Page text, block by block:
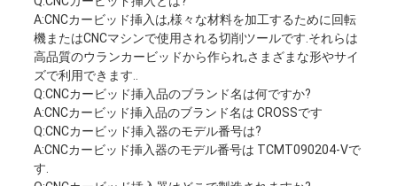
A:CNCカービッド挿入は,様々な材料を加工するために回転
機またはCNCマシンで使用される切削ツールです.それらは
高品質のウランカービッドから作られ,さまざまな形やサイ
ズで利用できます..
Q:CNCカービッド挿入品のブランド名は何ですか?
A:CNCカービッド挿入品のブランド名は CROSSです
Q:CNCカービッド挿入器のモデル番号は?
A:CNCカービッド挿入器のモデル番号は TCMT090204-Vで
す.